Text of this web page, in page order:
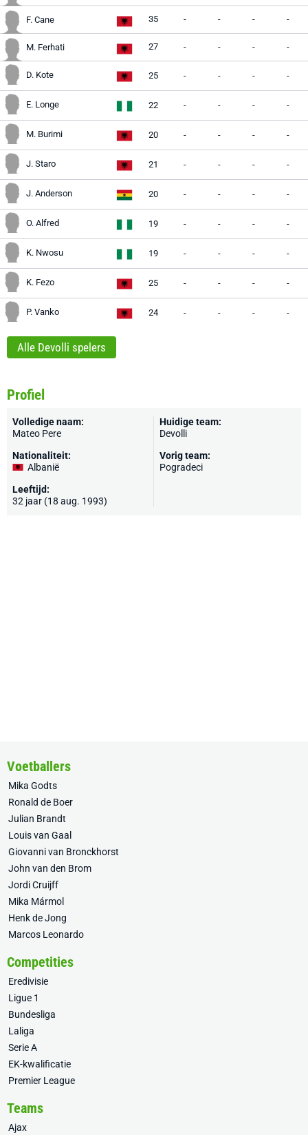
F. Cane 35 - - - -
M. Ferhati 27 - - - -
D. Kote 25 - - - -
E. Longe 22 - - - -
M. Burimi 20 - - - -
J. Staro 21 - - - -
J. Anderson 20 - - - -
O. Alfred 19 - - - -
K. Nwosu 19 - - - -
K. Fezo 25 - - - -
P. Vanko 24 - - - -
Alle Devolli spelers
Profiel
Volledige naam:
Mateo Pere
Nationaliteit:
Albanië
Leeftijd:
32 jaar (18 aug. 1993)
Huidige team:
Devolli
Vorig team:
Pogradeci
Voetballers
Mika Godts
Ronald de Boer
Julian Brandt
Louis van Gaal
Giovanni van Bronckhorst
John van den Brom
Jordi Cruijff
Mika Mármol
Henk de Jong
Marcos Leonardo
Competities
Eredivisie
Ligue 1
Bundesliga
Laliga
Serie A
EK-kwalificatie
Premier League
Teams
Ajax